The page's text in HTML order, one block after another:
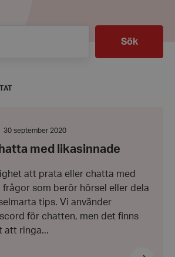
Sök
Datum:
september
30 september 2020
med likasinnade
att prata eller chatta med
frågor som berör hörsel eller dela
tips. Vi använder
för chatten, men det finns
att ringa...